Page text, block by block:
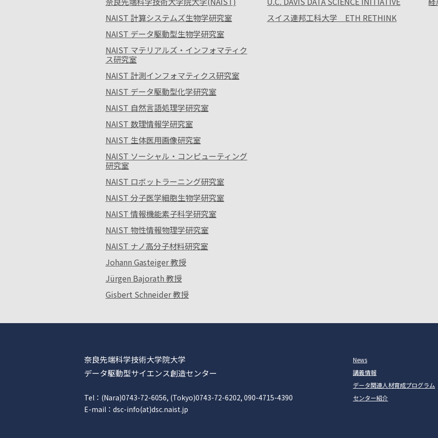
NAIST 計算システムズ生物学研究室
NAIST データ駆動型生物学研究室
NAIST マテリアルズ・インフォマティク
ス研究室
NAIST 計測インフォマティクス研究室
NAIST データ駆動型化学研究室
NAIST 自然言語処理学研究室
NAIST 数理情報学研究室
NAIST 生体医用画像研究室
NAIST ソーシャル・コンピューティング
研究室
NAIST ロボットラーニング研究室
NAIST 分子医学細胞生物学研究室
NAIST 情報機能素子科学研究室
NAIST 物性情報物理学研究室
NAIST ナノ高分子材料研究室
Johann Gasteiger 教授
Jürgen Bajorath 教授
Gisbert Schneider 教授
スイス連邦工科大学 ETH RETHINK
奈良先端科学技術大学院大学
データ駆動型サイエンス創造センター
Tel：(Nara)0743-72-6056, (Tokyo)0743-72-6202, 090-4715-4390
E-mail：dsc-info(at)dsc.naist.jp
News
講義情報
データ関連人材育成プログラム
センター紹介